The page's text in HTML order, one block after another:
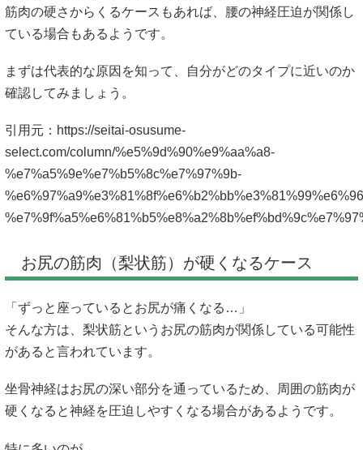
筋肉の硬さからくるケースもあれば、腰の神経圧迫が関係し
ている場合もあるようです。
まずは代表的な原因を知って、自分がどのタイプに近いのか
確認してみましょう。
引用元： https://seitai-osusume-
select.com/column/%e5%9d%90%e9%aa%a8-
%e7%a5%9e%e7%b5%8c%e7%97%9b-
お尻の筋肉（梨状筋）が硬くなるケース
「ずっと座っているとお尻が痛くなる…」
そんな方は、梨状筋というお尻の筋肉が関係している可能性
があると言われています。
坐骨神経はお尻の深い部分を通っているため、周囲の筋肉が
硬くなると神経を圧迫しやすくなる場合があるようです。